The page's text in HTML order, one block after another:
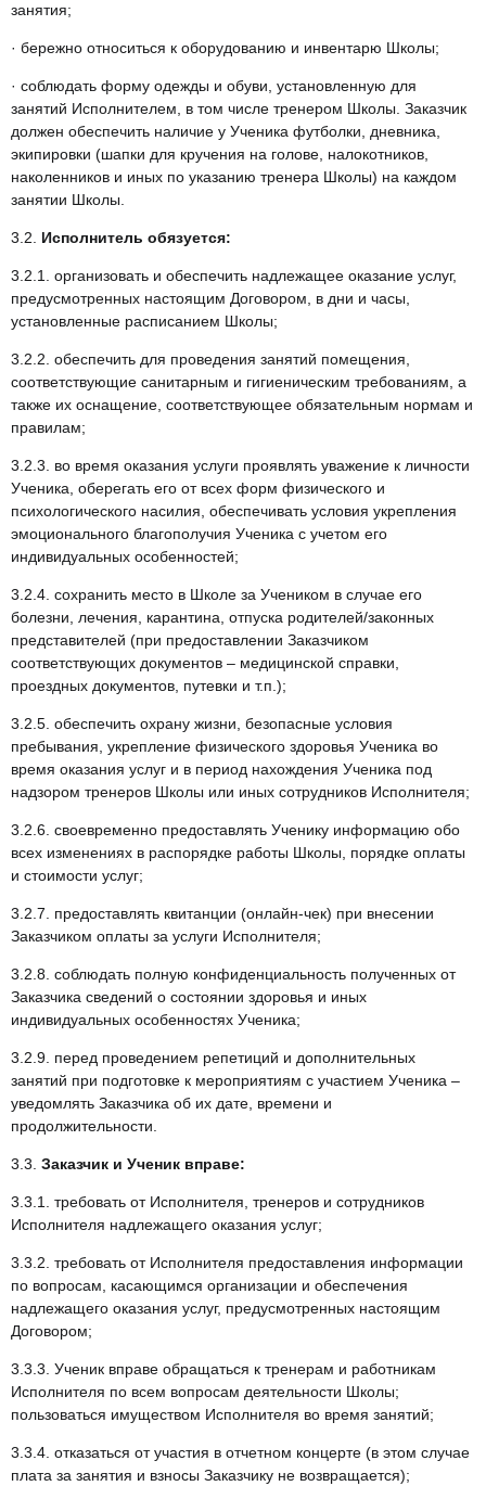
занятия;
· бережно относиться к оборудованию и инвентарю Школы;
· соблюдать форму одежды и обуви, установленную для
занятий Исполнителем, в том числе тренером Школы. Заказчик
должен обеспечить наличие у Ученика футболки, дневника,
экипировки (шапки для кручения на голове, налокотников,
наколенников и иных по указанию тренера Школы) на каждом
занятии Школы.
3.2. Исполнитель обязуется:
3.2.1. организовать и обеспечить надлежащее оказание услуг,
предусмотренных настоящим Договором, в дни и часы,
установленные расписанием Школы;
3.2.2. обеспечить для проведения занятий помещения,
соответствующие санитарным и гигиеническим требованиям, а
также их оснащение, соответствующее обязательным нормам и
правилам;
3.2.3. во время оказания услуги проявлять уважение к личности
Ученика, оберегать его от всех форм физического и
психологического насилия, обеспечивать условия укрепления
эмоционального благополучия Ученика с учетом его
индивидуальных особенностей;
3.2.4. сохранить место в Школе за Учеником в случае его
болезни, лечения, карантина, отпуска родителей/законных
представителей (при предоставлении Заказчиком
соответствующих документов – медицинской справки,
проездных документов, путевки и т.п.);
3.2.5. обеспечить охрану жизни, безопасные условия
пребывания, укрепление физического здоровья Ученика во
время оказания услуг и в период нахождения Ученика под
надзором тренеров Школы или иных сотрудников Исполнителя;
3.2.6. своевременно предоставлять Ученику информацию обо
всех изменениях в распорядке работы Школы, порядке оплаты
и стоимости услуг;
3.2.7. предоставлять квитанции (онлайн-чек) при внесении
Заказчиком оплаты за услуги Исполнителя;
3.2.8. соблюдать полную конфиденциальность полученных от
Заказчика сведений о состоянии здоровья и иных
индивидуальных особенностях Ученика;
3.2.9. перед проведением репетиций и дополнительных
занятий при подготовке к мероприятиям с участием Ученика –
уведомлять Заказчика об их дате, времени и
продолжительности.
3.3. Заказчик и Ученик вправе:
3.3.1. требовать от Исполнителя, тренеров и сотрудников
Исполнителя надлежащего оказания услуг;
3.3.2. требовать от Исполнителя предоставления информации
по вопросам, касающимся организации и обеспечения
надлежащего оказания услуг, предусмотренных настоящим
Договором;
3.3.3. Ученик вправе обращаться к тренерам и работникам
Исполнителя по всем вопросам деятельности Школы;
пользоваться имуществом Исполнителя во время занятий;
3.3.4. отказаться от участия в отчетном концерте (в этом случае
плата за занятия и взносы Заказчику не возвращается);